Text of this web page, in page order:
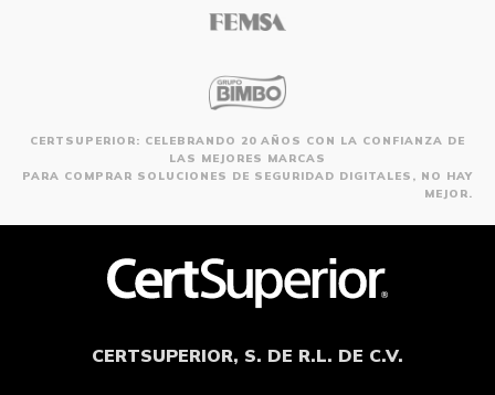
CERTSUPERIOR: CELEBRANDO 20 AÑOS CON LA CONFIANZA DE
LAS MEJORES MARCAS
PARA COMPRAR SOLUCIONES DE SEGURIDAD DIGITALES, NO HAY
MEJOR.
CERTSUPERIOR, S. DE R.L. DE C.V.